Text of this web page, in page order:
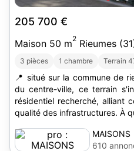
205 700 €
Maison 50 m2 Rieumes
3 pièces 1 chambre Terrain
📍 situé sur la commune de
du centre-ville, ce terrain
résidentiel recherché, alliant
qualité des infrastructures. À
MAISONS
FRANCE
610